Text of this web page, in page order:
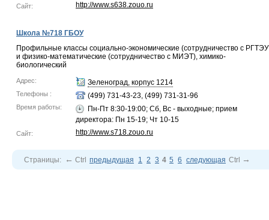
Сайт: http://www.s638.zouo.ru
Школа №718 ГБОУ
Профильные классы социально-экономические (сотрудничество с
и физико-математические (сотрудничество с МИЭТ), химико-
биологический
Адрес: Зеленоград, корпус 1214
Телефоны : (499) 731-43-23, (499) 731-31-96
Время работы:
Пн-Пт 8:30-19:00; Сб, Вс - выходные; прием
директора: Пн 15-19; Чт 10-15
Сайт: http://www.s718.zouo.ru
Страницы: ← Ctrl предыдущая 1 2 3 4 5 6 следующая Ctrl →